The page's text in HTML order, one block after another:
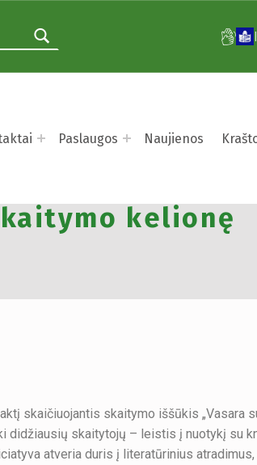
Paslaugos Naujienos
iššūkis
kelionę
skaičiuojantis skaitymo iššūkis „Vasara
didžiausių skaitytojų – leistis į nuotykį su
atveria duris į literatūrinius